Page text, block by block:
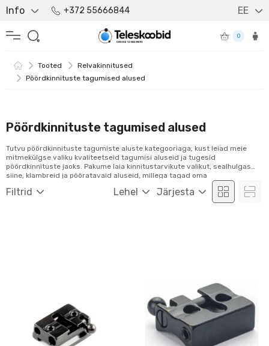
Info +372 55666844 EE
0
Tooted
Relvakinnitused
Pöördkinnituste tagumised alused
Pöördkinnituste tagumised alused
Filtrid Lehel Järjesta
Tutvu pöördkinnituste tagumiste aluste kategooriaga, kust leiad meie
mitmekülgse valiku kvaliteetseid tagumisi aluseid ja tugesid
pöördkinnituste jaoks. Pakume laia kinnitustarvikute valikut, sealhulgas
siine, klambreid ja pööratavaid aluseid, millega tagad oma
optikaseadmetele stabiilsed ja usaldusväärsed kinnituslahendused. Tutvu
meie tootevalikuga ja telli mugavalt veebist!